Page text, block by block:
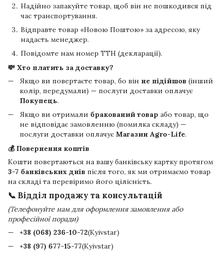
Надійно запакуйте товар, щоб він не пошкодився під
час транспортування.
Відправте товар «Новою Поштою» за адресою, яку
надасть менеджер.
Повідомте нам номер ТТН (декларації).
💸 Хто платить за доставку?
Якщо ви повертаєте товар, бо він не підійшов (інший
колір, передумали) — послуги доставки оплачує
Покупець.
Якщо ви отримали бракований товар або товар, що
не відповідає замовленню (помилка складу) —
послуги доставки оплачує Магазин Agro-Life.
💰 Повернення коштів
Кошти повертаються на вашу банківську картку протягом
3-7 банківських днів після того, як ми отримаємо товар
на складі та перевіримо його цілісність.
📞 Відділ продажу та консультацій
(Телефонуйте нам для оформлення замовлення або
професійної поради)
+38 (068) 236-10-72(Kyivstar)
+38 (97) 677-15-77(Kyivstar)